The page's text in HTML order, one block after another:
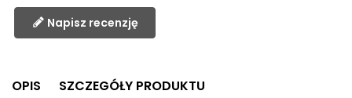
Napisz recenzję
OPIS
SZCZEGÓŁY PRODUKTU